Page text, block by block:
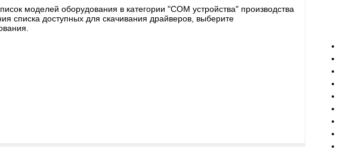
моделей оборудования в категории "COM устройства" производства
списка доступных для скачивания драйверов, выберите